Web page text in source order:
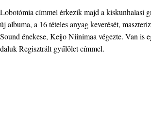
Lobotómia címmel érkezik majd a kiskunhalasi
új albuma, a 16 tételes anyag keverését,
Sound énekese, Keijo Niinimaa végezte. Van is
daluk Regisztrált gyűlölet címmel.